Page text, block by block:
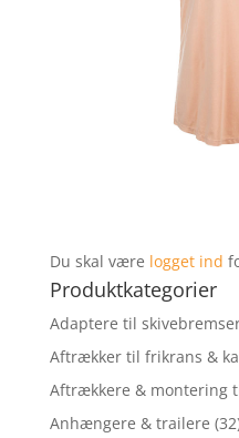
Du skal være logget ind
Produktkategorier
Adaptere til
Aftrækker til frikrans &
Aftrækkere & montering
Anhængere & trailere